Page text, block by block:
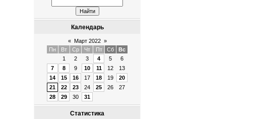
Календарь
« Март 2022 »
Пн
Вт Ср Чт Пт Сб
Вс
1
2 3 4 5
6
7
8 9 10 11 12
13
14
15 16 17 18 19
20
21
22 23 24 25 26
27
28
29 30 31
Статистика